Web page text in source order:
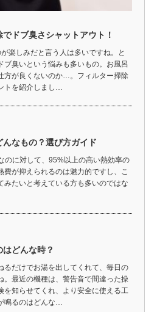
ドブ臭さシャットアウト！
楽しみだと言う人は多いですね。と
ブ臭いという悩みも多いもの。お風呂
方が良くないのか…。フィルター掃除
トを紹介しまし…
なもの？選び方ガイド
のに対して、95%以上の高い熱効率の
費が抑えられるのは魅力的ですし、こ
みたいと考えている方も多いのではな
どんな時？
るだけでお湯を出してくれて、毎日の
。最近の機種は、警告音で間違った操
を知らせてくれ、より安全に使える工
鳴るのはどんな…